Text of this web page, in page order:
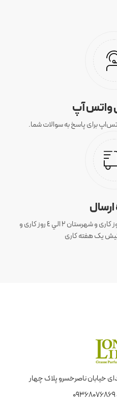
واتس آپ
برای پاسخ به سوالات شما.
ارسال سفارش های تهران 1 الی 3 روز کاری و شهرستان ٢ الي ٤ روز کاری و
یک هفته کاری
خیابان ناصرخسرو پلاک چهار